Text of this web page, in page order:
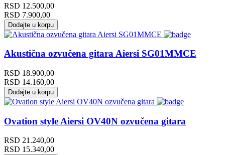
RSD 12.500,00
RSD 7.900,00
Dodajte u korpu
Akustična ozvučena gitara Aiersi SG01MMCE
RSD 18.900,00
RSD 14.160,00
Dodajte u korpu
Ovation style Aiersi OV40N ozvučena gitara
RSD 21.240,00
RSD 15.340,00